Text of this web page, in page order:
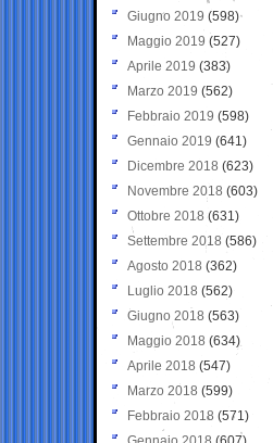
Giugno 2019 (598)
Maggio 2019 (527)
Aprile 2019 (383)
Marzo 2019 (562)
Febbraio 2019 (598)
Gennaio 2019 (641)
Dicembre 2018 (623)
Novembre 2018 (603)
Ottobre 2018 (631)
Settembre 2018 (586)
Agosto 2018 (362)
Luglio 2018 (562)
Giugno 2018 (563)
Maggio 2018 (634)
Aprile 2018 (547)
Marzo 2018 (599)
Febbraio 2018 (571)